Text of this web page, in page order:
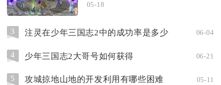
05-18
3 注灵在少年三国志2中的成功率是多少 06-04
4 少年三国志2大哥号如何获得 06-21
5 攻城掠地山地的开发利用有哪些困难 05-11